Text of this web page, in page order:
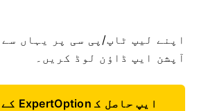
اپنے لیپ ٹاپ/پی سی پر یہاں
آپشن ایپ ڈاؤن لوڈ کریں۔